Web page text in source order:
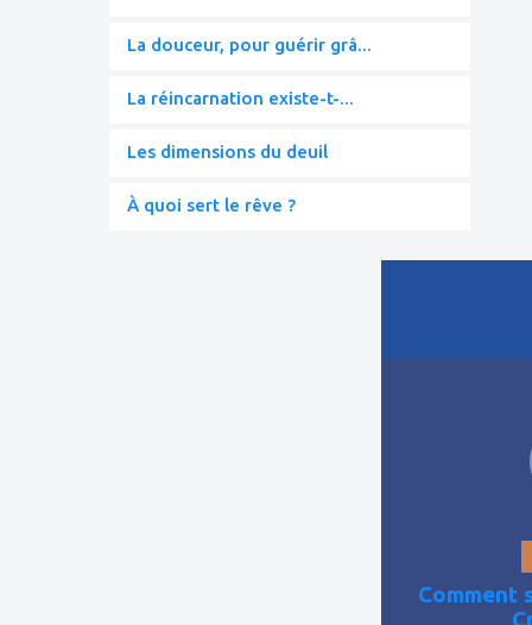
La douceur, pour guérir grâ...
La réincarnation existe-t-...
Les dimensions du deuil
À quoi sert le rêve ?
Comment